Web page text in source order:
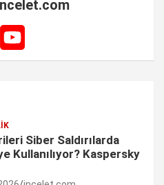
Y
T
u
Siber Saldırılarda
Kullanılıyor? Kaspersky